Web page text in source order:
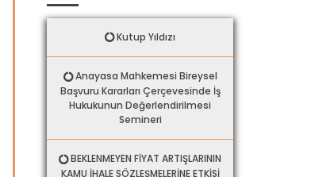
Kutup Yıldızı
Anayasa Mahkemesi Bireysel
Başvuru Kararları Çerçevesinde İş
Hukukunun Değerlendirilmesi
Semineri
BEKLENMEYEN FİYAT ARTIŞLARININ
KAMU İHALE SÖZLEŞMELERİNE ETKİSİ